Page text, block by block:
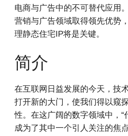
电商与广告中的不可替代应用
营销与广告领域取得领先优势
理静态住宅IP将是关键。
简介
在互联网日益发展的今天，技
打开新的大门，使我们得以窥
性。在这广阔的数字领域中，“
成为了其中一个引人关注的焦